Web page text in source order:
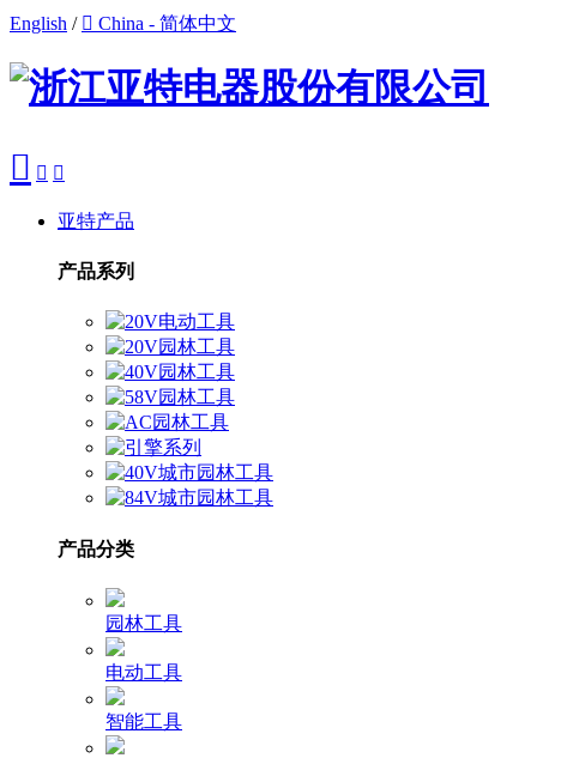
English /  China - 简体中文
  
亚特产品
产品系列
产品分类
园林工具
电动工具
智能工具